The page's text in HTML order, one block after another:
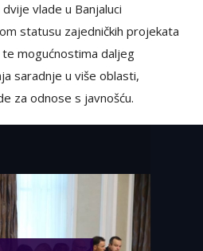
vlade u Banjaluci
statusu zajedničkih projekata
te mogućnostima daljeg
saradnje u više oblasti,
za odnose s javnošću.